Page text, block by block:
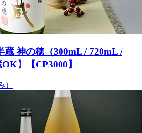
蔵 神の穂（300mL / 720mL /
】【CP3000】
）